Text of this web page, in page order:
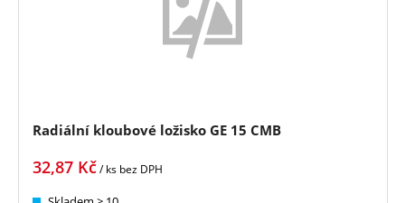
Radiální kloubové ložisko GE 15 CMB
32,87 Kč/ ks bez DPH